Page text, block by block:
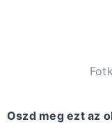
Oszd meg ezt az